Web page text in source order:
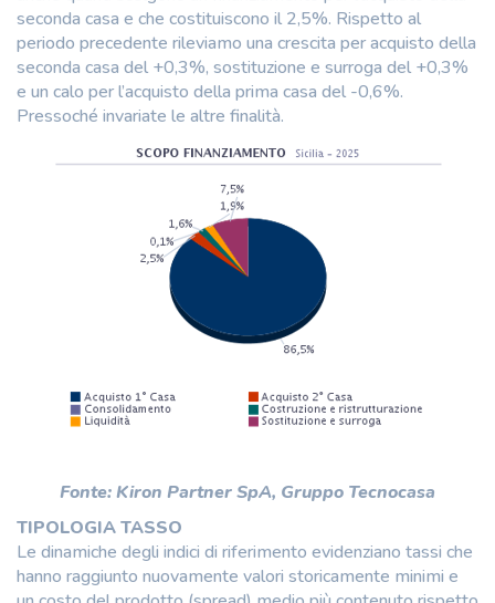
seconda casa e che costituiscono il 2,5%. Rispetto al
periodo precedente rileviamo una crescita per acquisto della
seconda casa del +0,3%, sostituzione e surroga del +0,3%
e un calo per l’acquisto della prima casa del -0,6%.
Pressoché invariate le altre finalità.
Fonte: Kiron Partner SpA, Gruppo Tecnocasa
TIPOLOGIA TASSO
Le dinamiche degli indici di riferimento evidenziano tassi che
hanno raggiunto nuovamente valori storicamente minimi e